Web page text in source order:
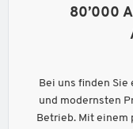
80’000
Bei uns finden
und modernsten
Betrieb. Mit einem